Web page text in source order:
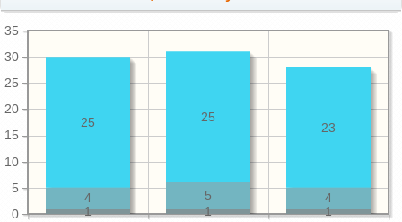
0
5
10
15
20
25
30
35
1
1
1
4
5
4
23
25
25